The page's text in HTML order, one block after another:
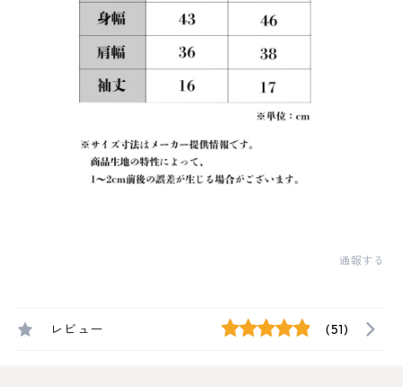
通報する
レビュー (51)